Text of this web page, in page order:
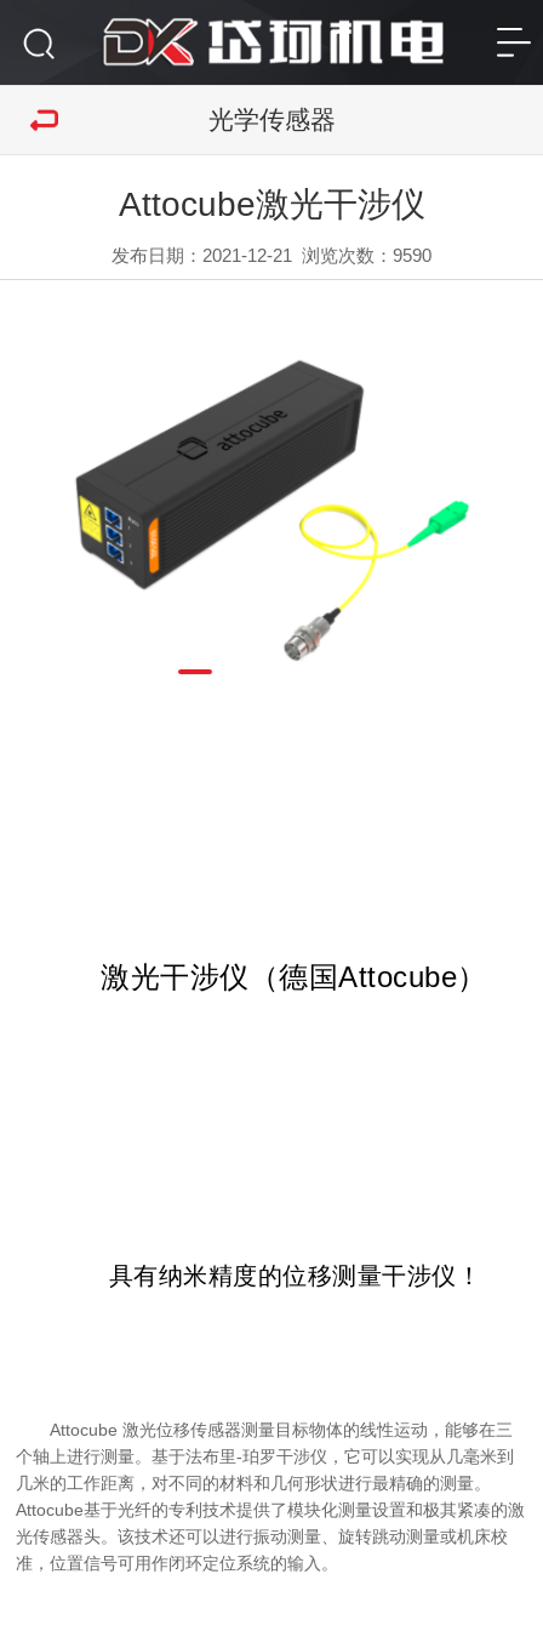
光学传感器
Attocube激光干涉仪
发布日期：2021-12-21 浏览次数：9590
激光干涉仪（德国Attocube）
具有纳米精度的位移测量干涉仪！
Attocube 激光位移传感器测量目标物体的线性运动，能够在三
个轴上进行测量。基于法布里-珀罗干涉仪，它可以实现从几毫米到
几米的工作距离，对不同的材料和几何形状进行最精确的测量。
Attocube基于光纤的专利技术提供了模块化测量设置和极其紧凑的激
光传感器头。该技术还可以进行振动测量、旋转跳动测量或机床校
准，位置信号可用作闭环定位系统的输入。